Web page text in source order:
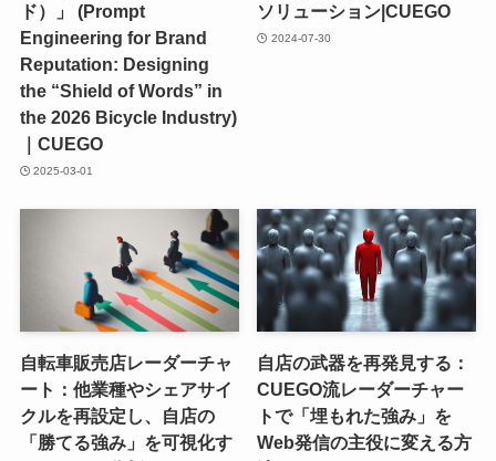
ド）」 (Prompt
Engineering for Brand
Reputation: Designing
the “Shield of Words” in
the 2026 Bicycle Industry)
｜CUEGO
2025-03-01
ソリューション|CUEGO
2024-07-30
自転車販売店レーダーチャ
ート：他業種やシェアサイ
クルを再設定し、自店の
「勝てる強み」を可視化す
自店の武器を再発見する：
CUEGO流レーダーチャー
トで「埋もれた強み」を
Web発信の主役に変える方